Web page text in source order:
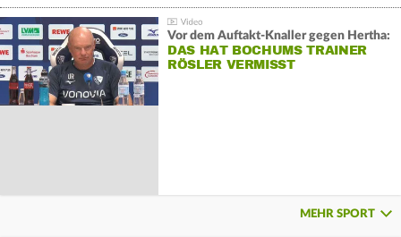
Vor dem Auftakt-Knaller gegen Hertha:
DAS HAT BOCHUMS TRAINER
RÖSLER VERMISST
MEHR SPORT